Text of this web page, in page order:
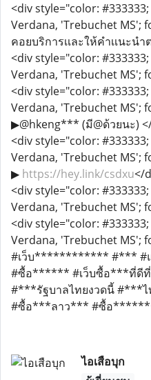
<div style="color:
Verdana, 'Trebuchet MS';
คอยบริการเเละให้คำเเนะน
<div style="color:
Verdana, 'Trebuchet MS';
<div style="color:
Verdana, 'Trebuchet MS';
▶@hkeng*** (มี@ด้วยนะ)
<div style="color:
Verdana, 'Trebuchet MS';
▶ https://hey.link/csdxu</
<div style="color:
Verdana, 'Trebuchet MS';
<div style="color:
Verdana, 'Trebuchet MS';
#เว็บ************ #***
#ซื้อ****** #เว็บซื้อ***ที่ดีที่
#***รัฐบาลไทยงวดนี้ #***
#ซื้อ***ลาว*** #ซื้อ******
ไอเสือบุก